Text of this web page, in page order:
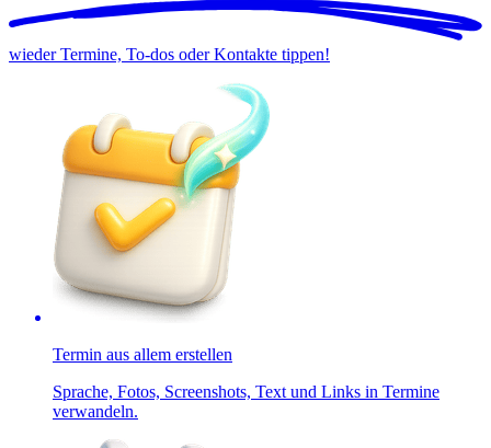
wieder Termine, To-dos oder Kontakte tippen!
Termin aus allem erstellen
Sprache, Fotos, Screenshots, Text und Links in Termine
verwandeln.